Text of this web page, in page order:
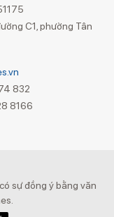
C1, phường Tân
832
8166
sự đồng ý bằng văn